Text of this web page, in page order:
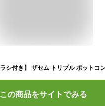
この商品をサイトでみる